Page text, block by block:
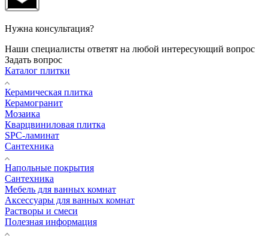
Нужна консультация?
Наши специалисты ответят на любой интересующий вопрос
Задать вопрос
Каталог плитки
Керамическая плитка
Керамогранит
Мозаика
Кварцвиниловая плитка
SPC-ламинат
Сантехника
Напольные покрытия
Сантехника
Мебель для ванных комнат
Аксессуары для ванных комнат
Растворы и смеси
Полезная информация